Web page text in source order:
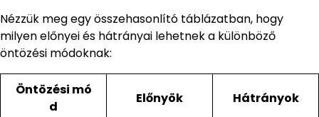
Nézzük meg egy összehasonlító táblázatban, hogy
milyen előnyei és hátrányai lehetnek a különböző
öntözési módoknak:
Öntözési mó
d
Előnyök Hátrányok